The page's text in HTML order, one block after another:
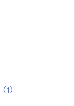
(1)